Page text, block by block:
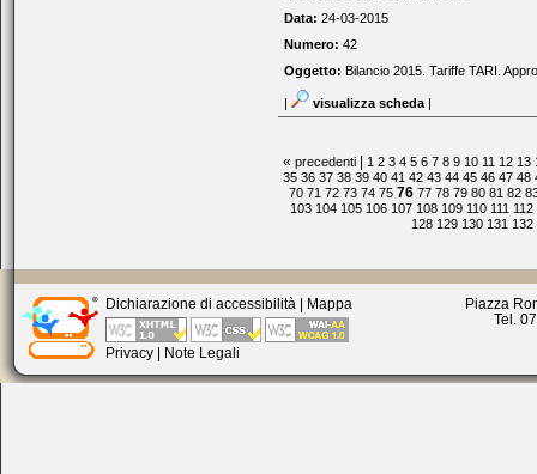
Data: 24-03-2015
Numero: 42
Oggetto: Bilancio 2015. Tariffe TARI.
| visualizza scheda |
«precedenti | 1 2 3 4 5 6 7 8 9 10 11 12 13
35 36 37 38 39 40 41 42 43 44 45 46 47 48
70 71 72 73 74 75 76 77 78 79 80 81 82
103 104 105 106 107 108 109 110 111 112
128 129 130 131 132
Dichiarazione di accessibilità | Mappa
Privacy | Note Legali
Piazza
Tel.